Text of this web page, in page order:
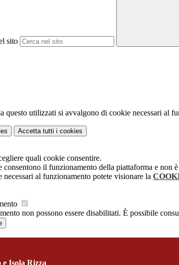
sito
questo utilizzati si avvalgono di cookie necessari al
Accetta tutti i cookies
quali cookie consentire.
consentono il funzionamento della piattaforma e non
al funzionamento potete visionare la
non possono essere disabilitati. È possibile
Isola Rizza